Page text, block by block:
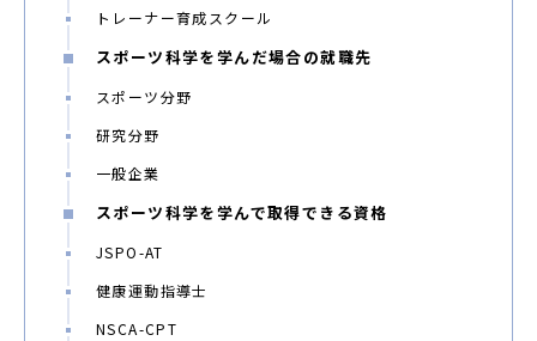
トレーナー育成スクール
スポーツ科学を学んだ場合の就職先
スポーツ分野
研究分野
一般企業
スポーツ科学を学んで取得できる資格
JSPO-AT
健康運動指導士
NSCA-CPT